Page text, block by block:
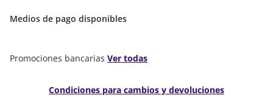
Medios de pago disponibles
Promociones bancarias Ver todas
Condiciones para cambios y devoluciones